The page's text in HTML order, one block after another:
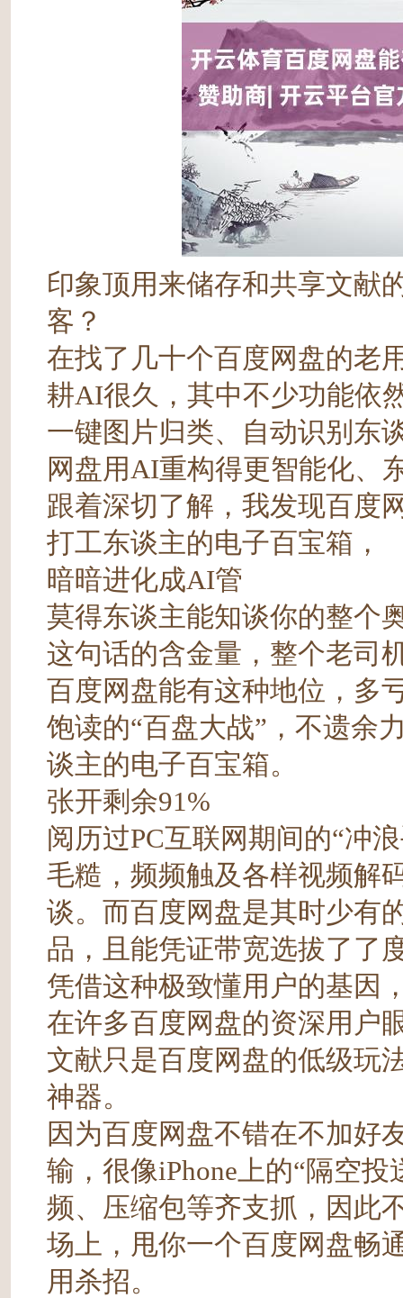
印象顶用来储存和共享文献
客？
在找了几十个百度网盘的老
耕AI很久，其中不少功能依
一键图片归类、自动识别东
网盘用AI重构得更智能化、
跟着深切了解，我发现百度
打工东谈主的电子百宝箱，
暗暗进化成AI管
莫得东谈主能知谈你的整个
这句话的含金量，整个老司
百度网盘能有这种地位，多
饱读的“百盘大战”，不遗余
谈主的电子百宝箱。
张开剩余91%
阅历过PC互联网期间的“冲
毛糙，频频触及各样视频解
谈。而百度网盘是其时少有
品，且能凭证带宽选拔了了
凭借这种极致懂用户的基因
在许多百度网盘的资深用户
文献只是百度网盘的低级玩
神器。
因为百度网盘不错在不加好
输，很像iPhone上的“隔空
频、压缩包等齐支抓，因此
场上，甩你一个百度网盘畅
用杀招。